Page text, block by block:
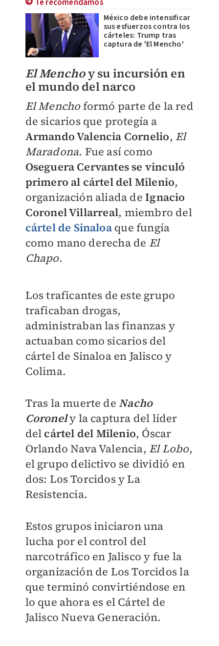
Te recomendamos
México debe intensificar
sus esfuerzos contra los
cárteles: Trump tras
captura de 'El Mencho'
El Menchoy su incursión en
el mundo del narco
El Menchoformó parte de la red
de sicarios que protegía a
Armando Valencia Cornelio, El
Maradona. Fue así como
Oseguera Cervantes se vinculó
primero al cártel del Milenio,
organización aliada deIgnacio
Coronel Villarreal, miembro del
cártel de Sinaloaque fungía
como mano derecha de El
Chapo.
Los traficantes de este grupo
traficaban drogas,
administraban las finanzas y
actuaban como sicarios del
cártel de Sinaloa en Jalisco y
Colima.
Tras la muerte deNacho
Coronely la captura del líder
del cártel del Milenio, Óscar
Orlando Nava Valencia, El Lobo,
el grupo delictivo se dividió en
dos: Los Torcidos y La
Resistencia.
Estos grupos iniciaron una
lucha por el control del
narcotráfico en Jalisco y fue la
organización de Los Torcidos la
que terminó convirtiéndose en
lo que ahora es el Cártel de
Jalisco Nueva Generación.